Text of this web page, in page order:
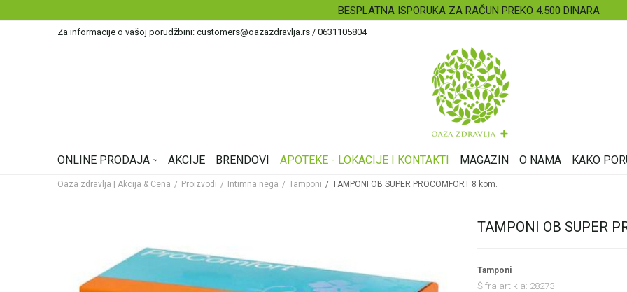
BESPLATNA ISPORUKA ZA RAČUN PREKO 4.500 DINARA
Za informacije o vašoj porudžbini: customers@oazazdravlja.rs / 0631105804
ONLINE PRODAJA AKCIJE BRENDOVI APOTEKE - LOKACIJE I KONTAKTI MAGAZIN O NAMA KAKO
Oaza zdravlja | Akcija & Cena Proizvodi Intimna nega Tamponi TAMPONI OB SUPER PROCOMFORT 8 kom.
TAMPONI OB SUPER
Tamponi
Šifra artikla: 28273